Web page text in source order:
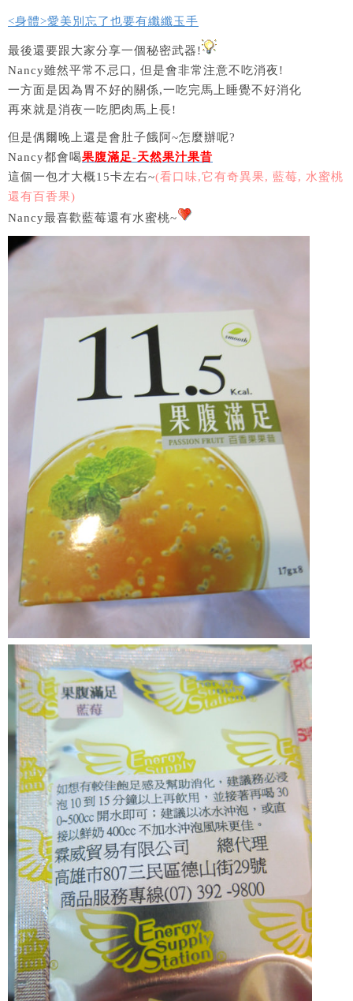
<身體>愛美別忘了也要有纖纖玉手
最後還要跟大家分享一個秘密武器!
Nancy雖然平常不忌口, 但是會非常注意不吃消夜!
一方面是因為胃不好的關係,一吃完馬上睡覺不好消化
再來就是消夜一吃肥肉馬上長!
但是偶爾晚上還是會肚子餓阿~怎麼辦呢?
Nancy都會喝果腹滿足-天然果汁果昔
這個一包才大概15卡左右~(看口味,它有奇異果, 藍莓, 水蜜桃
還有百香果)
Nancy最喜歡藍莓還有水蜜桃~